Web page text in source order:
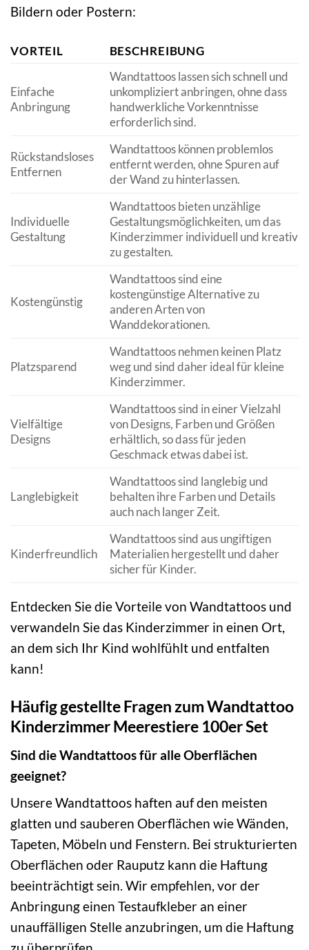
Bildern oder Postern:
VORTEIL BESCHREIBUNG
Einfache
Anbringung
Wandtattoos lassen sich schnell und
unkompliziert anbringen, ohne dass
handwerkliche Vorkenntnisse
erforderlich sind.
Rückstandsloses
Entfernen
Wandtattoos können problemlos
entfernt werden, ohne Spuren auf
der Wand zu hinterlassen.
Individuelle
Gestaltung
Wandtattoos bieten unzählige
Gestaltungsmöglichkeiten, um das
Kinderzimmer individuell und kreativ
zu gestalten.
Kostengünstig
Wandtattoos sind eine
kostengünstige Alternative zu
anderen Arten von
Wanddekorationen.
Platzsparend
Wandtattoos nehmen keinen Platz
weg und sind daher ideal für kleine
Kinderzimmer.
Vielfältige
Designs
Wandtattoos sind in einer Vielzahl
von Designs, Farben und Größen
erhältlich, so dass für jeden
Geschmack etwas dabei ist.
Langlebigkeit
Wandtattoos sind langlebig und
behalten ihre Farben und Details
auch nach langer Zeit.
Kinderfreundlich
Wandtattoos sind aus ungiftigen
Materialien hergestellt und daher
sicher für Kinder.
Entdecken Sie die Vorteile von Wandtattoos und
verwandeln Sie das Kinderzimmer in einen Ort,
an dem sich Ihr Kind wohlfühlt und entfalten
kann!
Häufig gestellte Fragen zum Wandtattoo
Kinderzimmer Meerestiere 100er Set
Sind die Wandtattoos für alle Oberflächen
geeignet?
Unsere Wandtattoos haften auf den meisten
glatten und sauberen Oberflächen wie Wänden,
Tapeten, Möbeln und Fenstern. Bei strukturierten
Oberflächen oder Rauputz kann die Haftung
beeinträchtigt sein. Wir empfehlen, vor der
Anbringung einen Testaufkleber an einer
unauffälligen Stelle anzubringen, um die Haftung